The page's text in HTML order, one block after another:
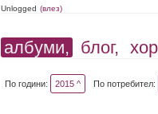
Unlogged (влез)
албуми, блог,
По години: 2015 ^ По потребител: